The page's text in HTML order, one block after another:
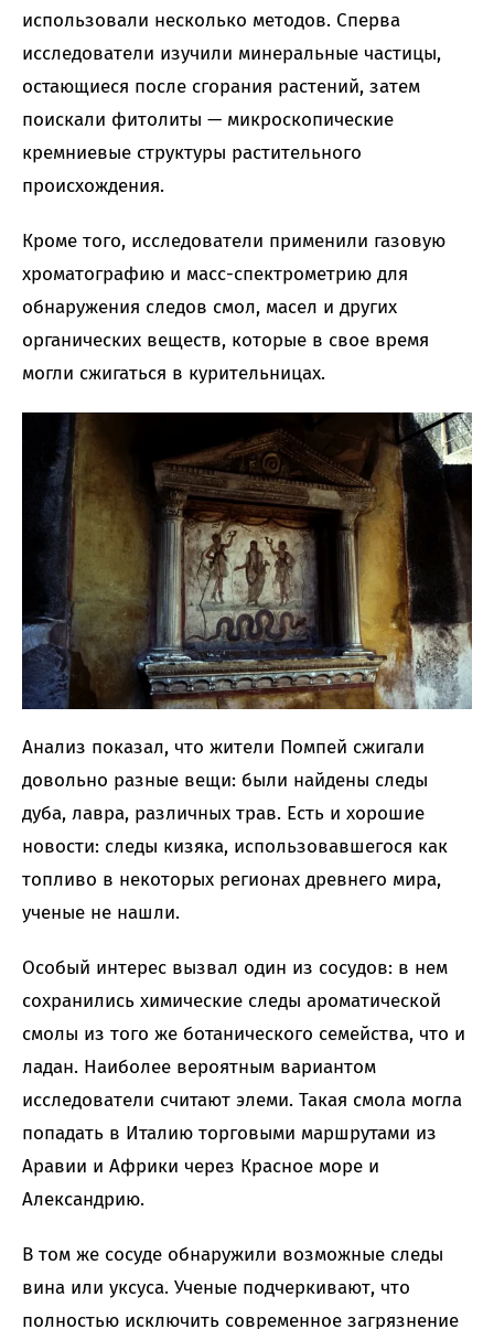
использовали несколько методов. Сперва
исследователи изучили минеральные частицы,
остающиеся после сгорания растений, затем
поискали фитолиты — микроскопические
кремниевые структуры растительного
происхождения.
Кроме того, исследователи применили газовую
хроматографию и масс-спектрометрию для
обнаружения следов смол, масел и других
органических веществ, которые в свое время
могли сжигаться в курительницах.
Анализ показал, что жители Помпей сжигали
довольно разные вещи: были найдены следы
дуба, лавра, различных трав. Есть и хорошие
новости: следы кизяка, использовавшегося как
топливо в некоторых регионах древнего мира,
ученые не нашли.
Особый интерес вызвал один из сосудов: в нем
сохранились химические следы ароматической
смолы из того же ботанического семейства, что и
ладан. Наиболее вероятным вариантом
исследователи считают элеми. Такая смола могла
попадать в Италию торговыми маршрутами из
Аравии и Африки через Красное море и
Александрию.
В том же сосуде обнаружили возможные следы
вина или уксуса. Ученые подчеркивают, что
полностью исключить современное загрязнение